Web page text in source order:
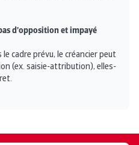
d’opposition et impayé
le cadre prévu, le créancier peut
(ex. saisie-attribution), elles-